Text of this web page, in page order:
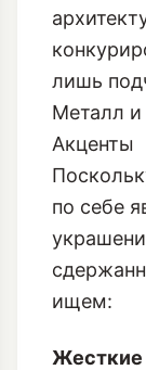
лишь
Металл
Акценты
по себе
ищем: